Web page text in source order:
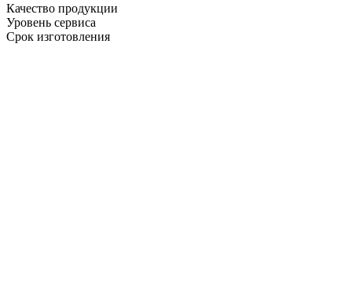
Качество продукции
Уровень сервиса
Срок изготовления